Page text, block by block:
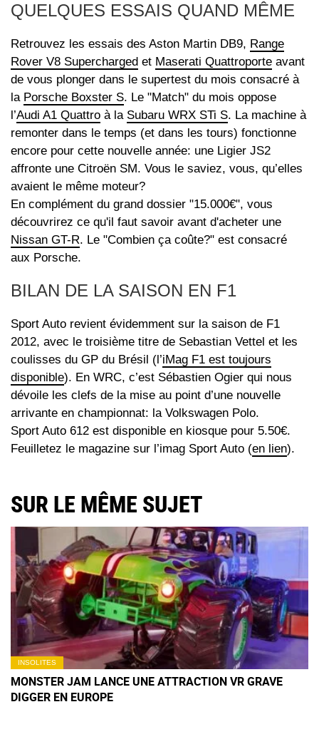
QUELQUES ESSAIS QUAND MÊME
Retrouvez les essais des Aston Martin DB9, Range
Rover V8 Supercharged et Maserati Quattroporte avant
de vous plonger dans le supertest du mois consacré à
la Porsche Boxster S. Le "Match" du mois oppose
l’Audi A1 Quattro à la Subaru WRX STi S. La machine à
remonter dans le temps (et dans les tours) fonctionne
encore pour cette nouvelle année: une Ligier JS2
affronte une Citroën SM. Vous le saviez, vous, qu’elles
avaient le même moteur?
En complément du grand dossier "15.000€", vous
découvrirez ce qu'il faut savoir avant d'acheter une
Nissan GT-R. Le "Combien ça coûte?" est consacré
aux Porsche.
BILAN DE LA SAISON EN F1
Sport Auto revient évidemment sur la saison de F1
2012, avec le troisième titre de Sebastian Vettel et les
coulisses du GP du Brésil (l’iMag F1 est toujours
disponible). En WRC, c’est Sébastien Ogier qui nous
dévoile les clefs de la mise au point d’une nouvelle
arrivante en championnat: la Volkswagen Polo.
Sport Auto 612 est disponible en kiosque pour 5.50€.
Feuilletez le magazine sur l’imag Sport Auto (en lien).
SUR LE MÊME SUJET
INSOLITES
MONSTER JAM LANCE UNE ATTRACTION VR GRAVE
DIGGER EN EUROPE